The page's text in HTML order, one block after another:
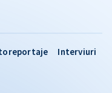
Interviuri